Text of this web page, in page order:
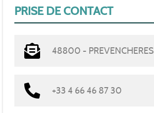
PRISE DE CONTACT
48800 - PREVENCHERES
+33 4 66 46 87 30